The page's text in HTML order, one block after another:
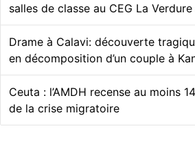
salles de classe au CEG La
Drame à Calavi: découverte
en décomposition d’un couple à
Ceuta : l’AMDH recense au moins
de la crise migratoire